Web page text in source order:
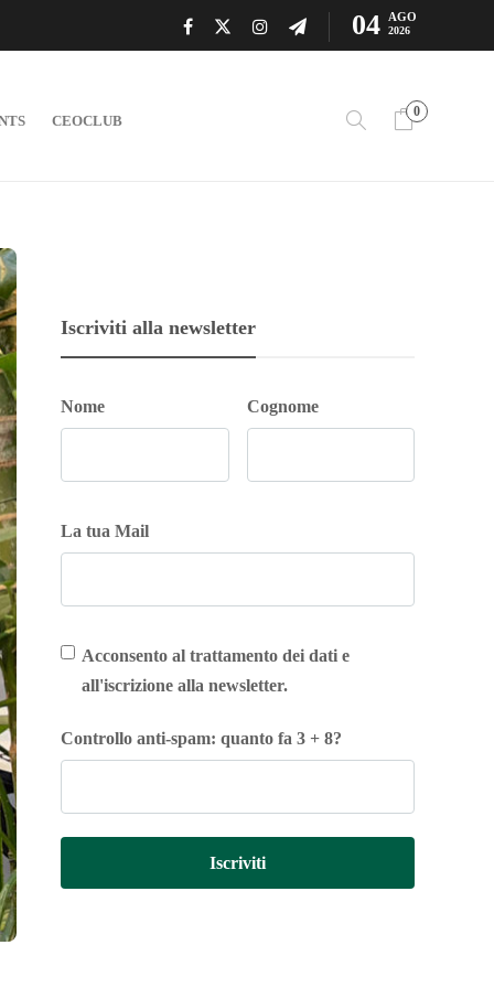
04 AGO
2026
CEOCLUB
0
Iscriviti alla newsletter
Nome Cognome
La tua Mail
Acconsento al trattamento dei dati e
all'iscrizione alla newsletter.
Controllo anti-spam: quanto fa 3 + 8?
Iscriviti